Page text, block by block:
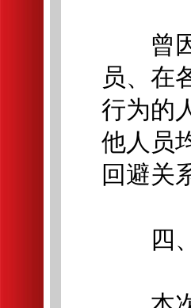
曾因
员、在
行为的
他人员
回避关
四、